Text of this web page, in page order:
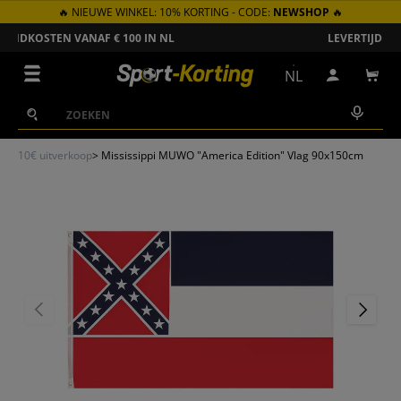
GA NAAR INHOUD
🔥 NIEUWE WINKEL: 10% KORTING - CODE: NEWSHOP 🔥
LEVERTIJD 1-3 WERKDAGEN IN NL
Zoeken
Zoeken
NL Inloggen
10€ uitverkoop> Mississippi MUWO "America Edition" Vlag 90x150cm
VORIGE